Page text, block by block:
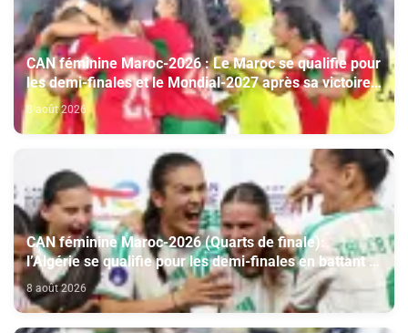
CAN féminine Maroc-2026 : Le Maroc se qualifie pour
les demi-finales et le Mondial-2027 après sa victoire
face à l’Afrique du Sud (2-1)
8 août 2026
CAN féminine Maroc-2026 (Quarts de finale):
l’Algérie se qualifie pour les demi-finales en battant la
Côte d’Ivoire (2-1)
8 août 2026